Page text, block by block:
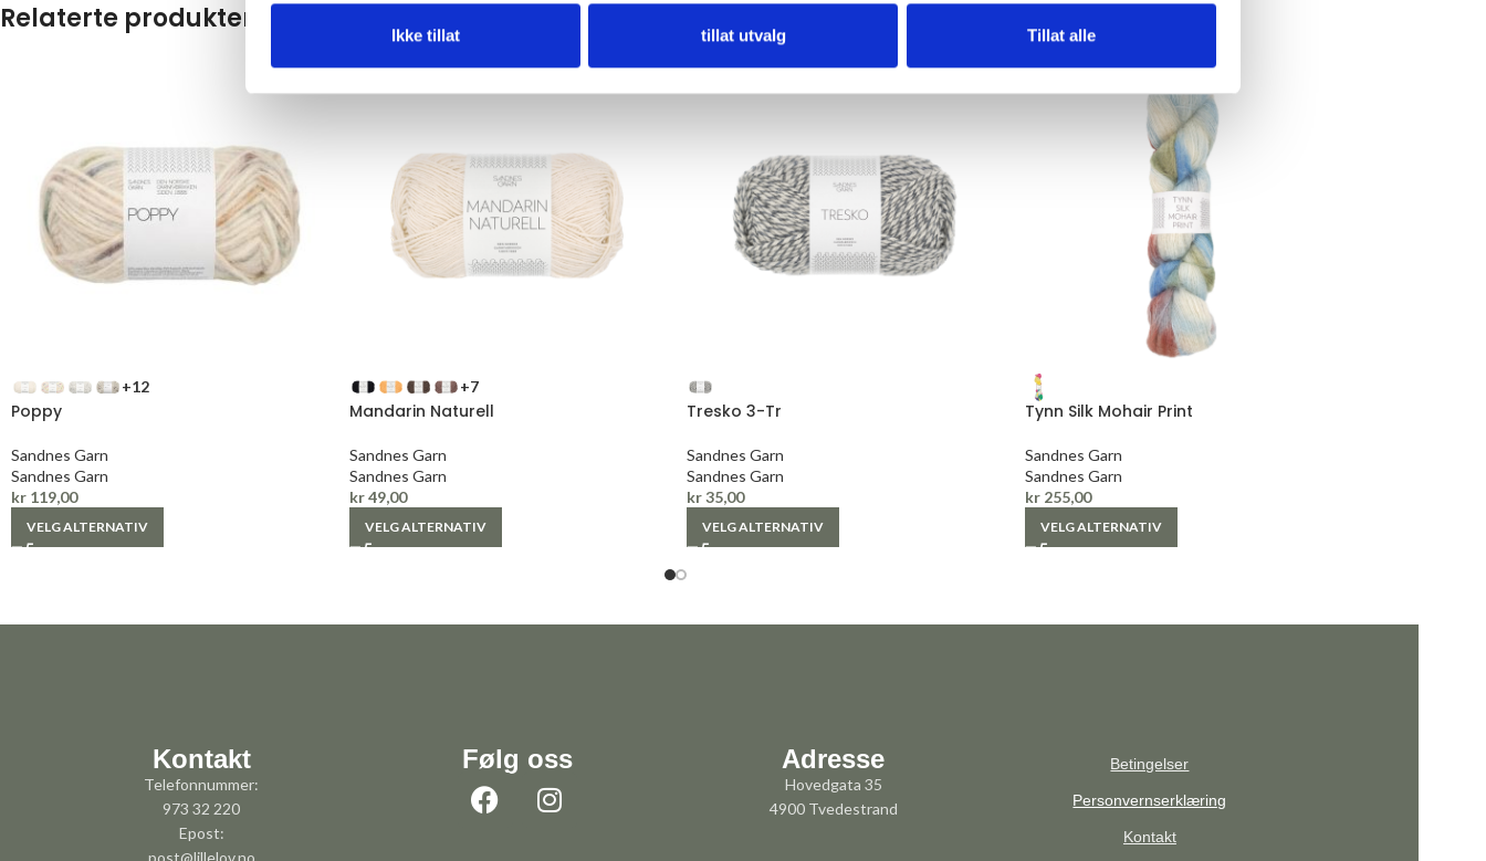
Ikke tillat tillat utvalg Tillat alle
Relaterte produkter
+12
Poppy
Sandnes Garn
Sandnes Garn
kr 119,00
VELG ALTERNATIV
+7
Mandarin Naturell
Sandnes Garn
Sandnes Garn
kr49,00
VELG ALTERNATIV
Tresko 3-Tr
Sandnes Garn
Sandnes Garn
kr35,00
VELG ALTERNATIV
Tynn Silk Mohair Print
Sandnes Garn
Sandnes Garn
kr255,00
VELG ALTERNATIV
Kontakt
Telefonnummer:
973 32 220
Epost:
post@lillelov.no
Følg oss Adresse
Hovedgata 35
4900 Tvedestrand
Betingelser
Personvernserklæring
Kontakt